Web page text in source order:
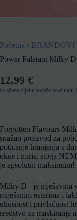
Početna › BRANDOVI
Power Palatant Milky
12,99 €
Izražene cijene sadrže uračunati
Forgotten Flavours
snažan proizvod za
poticanje hranjenja s
okus i miris, stoga
je apsolutni maksimum!
Milky D+ je mješavina
miješanim esterima i
ukusnost i privlačnost
sredstvo za maskiranje